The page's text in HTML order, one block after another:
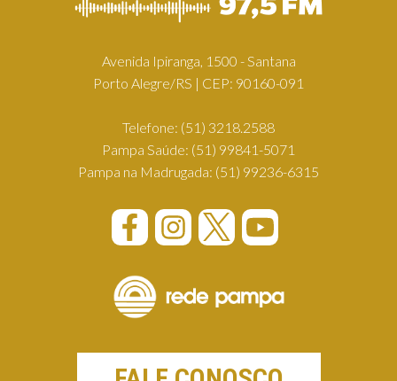
Avenida Ipiranga, 1500 - Santana
Porto Alegre/RS | CEP: 90160-091
Telefone: (51) 3218.2588
Pampa Saúde: (51) 99841-5071
Pampa na Madrugada: (51) 99236-6315